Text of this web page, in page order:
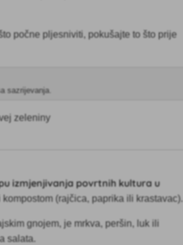
počne pljesniviti, pokušajte to što prije
sazrijevanja.
izmjenjivanja povrtnih kultura u
(rajčica, paprika ili krastavac).
gnojem, je mrkva, peršin, luk ili
salata.